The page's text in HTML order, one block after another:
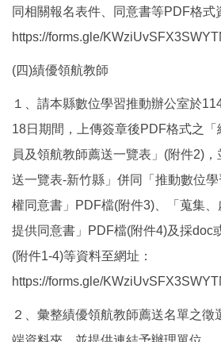
同相關報名表件、同意書等PDF格式
https://forms.gle/
(四)績優領航教師
１、請本縣數位學習推動辦公室於
18日期間，上傳簽章後PDF格式之「
員及領航教師薦送一覽表」(附件2)
送一覽表-新竹縣」併同「推動數位
權同意書」PDF檔(附件3)、「蒐集
提供同意書」PDF檔(附件4)及採doc
(附件1-4)等資料至網址：
https://forms.gle/
２、彙整績優領航教師薦送名單之徵